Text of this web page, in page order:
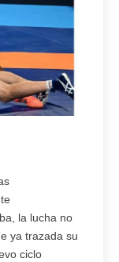
la lucha no
ya trazada su
ciclo